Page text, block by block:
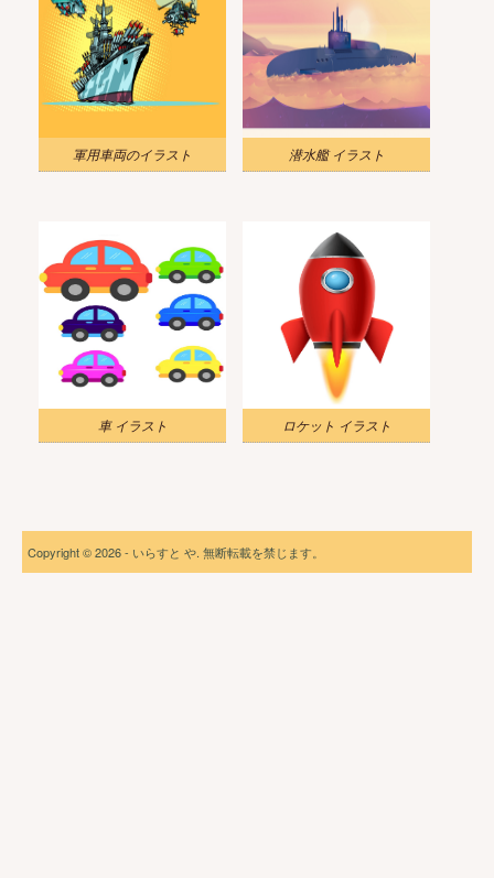
軍用車両のイラスト 潜水艦 イラスト
車 イラスト ロケット イラスト
Copyright © 2026 - いらすと や. 無断転載を禁じます。